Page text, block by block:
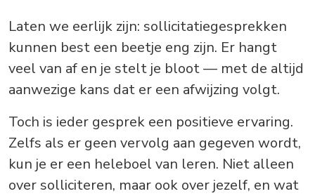
Laten we eerlijk zijn: sollicitatiegesprekken
kunnen best een beetje eng zijn. Er hangt
veel van af en je stelt je bloot — met de altijd
aanwezige kans dat er een afwijzing volgt.
Toch is ieder gesprek een positieve ervaring.
Zelfs als er geen vervolg aan gegeven wordt,
kun je er een heleboel van leren. Niet alleen
over solliciteren, maar ook over jezelf, en wat